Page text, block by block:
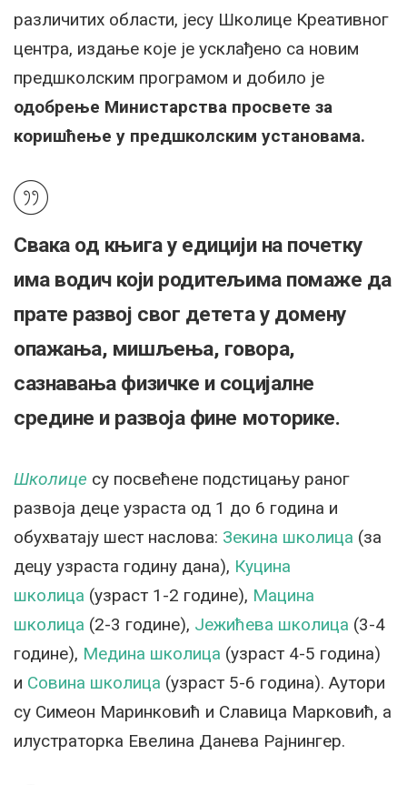
различитих области, јесу Школице Креативног
центра, издање које је усклађено са новим
предшколским програмом и добило је
одобрење Министарства просвете за
коришћење у предшколским установама.
Свака од књига у едицији на почетку
има водич који родитељима помаже да
прате развој свог детета у домену
опажања, мишљења, говора,
сазнавања физичке и социјалне
средине и развоја фине моторике.
Школице су посвећене подстицању раног
развоја деце узраста од 1 до 6 година и
обухватају шест наслова: Зекина школица (за
децу узраста годину дана), Куцина
школица (узраст 1-2 године), Мацина
школица (2-3 године), Јежићева школица (3-4
године), Медина школица (узраст 4-5 година)
и Совина школица (узраст 5-6 година). Аутори
су Симеон Маринковић и Славица Марковић, а
илустраторка Евелина Данева Рајнингер.